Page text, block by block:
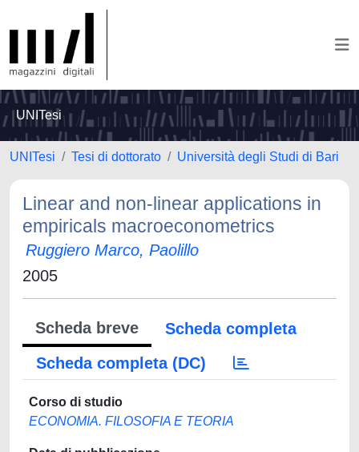
UNITesi
UNITesi Tesi di dottorato Università degli Studi di Bari
Linear and non-linear applications in
empiricals macroeconometrics
Ruggiero Marco, Paolillo
2005
Scheda breve
Scheda completa
Scheda completa (DC)
Corso di studio
ECONOMIA. FILOSOFIA E TEORIA